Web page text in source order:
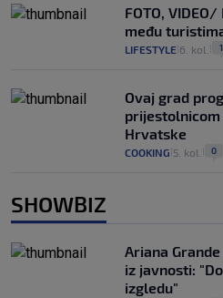
FOTO,
među
LIFESTYLE 6. kol. 1
Ovaj grad
Hrvatske
COOKING 5. kol. 0
SHOWBIZ
Ariana
iz javnosti:
izgledu"